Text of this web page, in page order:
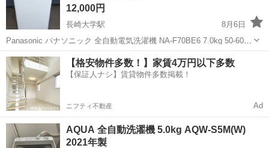
12,000円
長崎大学駅
8月6日
Panasonic パナソニック 全自動電気洗濯機 NA-F70BE6 7.0kg 50-60Hz
動作OK 洗濯機 家庭用家電 ◆メーカー：パナソニック ◆サイズ【素人
採寸のため若干の誤差はご容赦ください】 ...
長崎 長崎市 長崎大学駅 生活家電
【格安物件多数！】家賃4万円以下多数
【保証人ナシ】賃貸物件多数掲載！
ニフティ不動産 Ad
AQUA 全自動洗濯機 5.0kg AQW-S5M(W)
2021年製